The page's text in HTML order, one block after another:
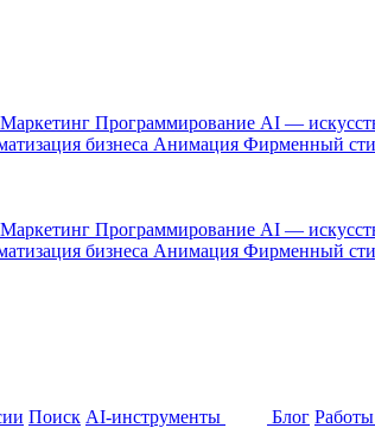
Программирование AI —
бизнеса Анимация Фирменный
Программирование AI —
бизнеса Анимация Фирменный
Поиск AI-инструменты Блог